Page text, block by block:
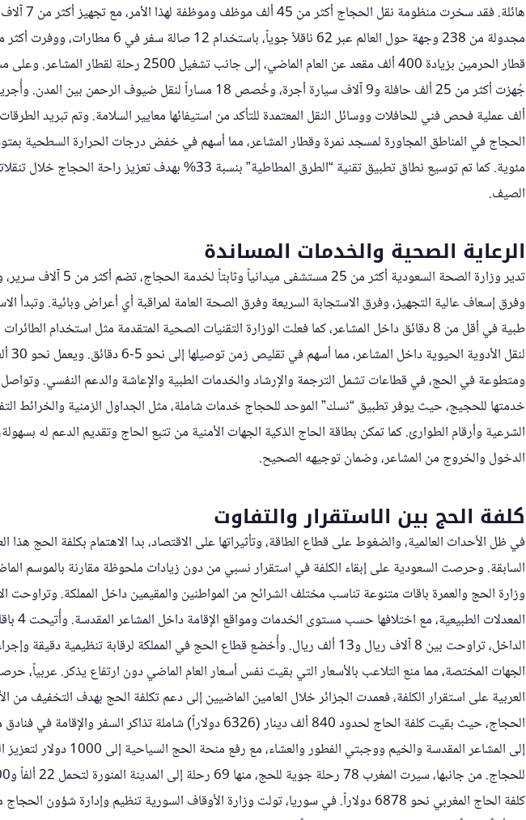
هائلة. فقد سخرت منظومة
مجدولة من 238 وجهة حول العالم عبر 62 ناقلاً جوياً،
قطار الحرمين بزيادة 400 ألف مقعد عن العام الماضي، إلى جانب تشغيل
ألف عملية فحص فني للحافلات ووسائل النقل المعتمدة للتأكد من استيفائها معايير السلامة. وتم تبريد
مئوية. كما تم توسيع نطاق تطبيق تقنية “الطرق المطاطية” بنسبة 33% بهدف تعزيز راحة
الصيف.
الرعاية الصحية والخدمات المساندة
تدير وزارة الصحة السعودية أكثر من 25 مستشفى
وفرق إسعاف عالية التجهيز، وفرق الاستجابة السريعة وفرق الصحة العامة لمراقبة أي أعراض وبائية. وتبدأ
طبية في أقل من 8 دقائق داخل المشاعر، كما فعلت الوزارة التقنيات الصحية المتقدمة مثل استخدام
لنقل
ومتطوعة في الحج، في قطاعات تشمل الترجمة والإرشاد والخدمات الطبية والإعاشة والدعم النفسي. وتواصل
خدمتها للحجيج، حيث يوفر تطبيق “نسك” الموحد للحجاج خدمات شاملة، مثل الجداول الزمنية والخرائط
الشرعية وأرقام الطوارئ. كما تمكن بطاقة الحاج الذكية الجهات الأمنية من تتبع الحاج وتقديم الدعم له
الدخول والخروج من المشاعر، وضمان توجيهه الصحيح.
كلفة الحج بين الاستقرار والتفاوت
في ظل الأحداث العالمية، والضغوط على قطاع الطاقة، وتأثيراتها على الاقتصاد، بدا الاهتمام بكلفة الحج هذا
السابقة. وحرصت السعودية على إبقاء الكلفة في استقرار نسبي من دون زيادات ملحوظة مقارنة بالموسم
وزارة الحج والعمرة باقات متنوعة تناسب مختلف الشرائح من المواطنين والمقيمين داخل المملكة. وتراوحت
المعدلات
الداخل، تراوحت بين 8 آلاف ريال و13 ألف ريال. وأُخضع قطاع الحج في المملكة لرقابة تنظيمية
الجهات المختصة، مما منع التلاعب بالأسعار التي بقيت نفس أسعار العام الماضي دون ارتفاع يذكر. عربياً،
العربية على استقرار الكلفة، فعمدت الجزائر خلال العامين الماضيين إلى دعم تكلفة الحج بهدف التخفيف من
الحجاج، حيث بقيت كلفة الحاج لحدود 840 ألف دينار (6326 دولاراً) شاملة تذاكر السفر
إلى المشاعر المقدسة والخيم ووجبتي الفطور والعشاء،
كلفة الحاج المغربي نحو 6878 دولاراً. في سوريا، تولت وزارة الأوقاف السورية تنظيم وإدارة شؤون